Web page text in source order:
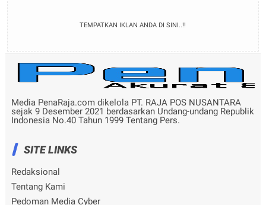
TEMPATKAN IKLAN ANDA DI SINI..!!
Media PenaRaja.com dikelola PT. RAJA POS NUSANTARA
sejak 9 Desember 2021 berdasarkan Undang-undang Republik
Indonesia No.40 Tahun 1999 Tentang Pers.
SITE LINKS
Redaksional
Tentang Kami
Pedoman Media Cyber